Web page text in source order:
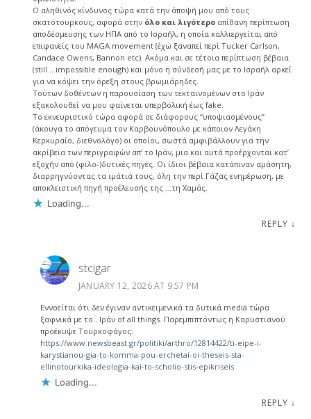
Ο αληθινός κίνδυνος τώρα κατά την άποψή μου από τους
σκατότουρκους, αφορά στην όλο και λιγότεροαπίθανη περίπτωση
αποδέσμευσης των ΗΠΑ από το Ισραήλ, η οποία καλλιεργείται από
επιφανείς του MAGA movement (έχω ξαναπεί περί Tucker Carlson,
Candace Owens, Bannon etc). Ακόμα και σε τέτοια περίπτωση βέβαια
(still …impossible enough) και μόνο η σύνδεσή μας με το Ισραήλ αρκεί
για να κόψει την όρεξη στους βρωμιάρηδες.
Τούτων δοθέντων η παρουσίαση των τεκταινομένων στο Ιράν
εξακολουθεί να μου φαίνεται υπερβολική έως fake.
Το εκνευριστικό τώρα αφορά σε διάφορους “υποψιασμένους”
(άκουγα το απόγευμα τον Καρβουνόπουλο με κάποιον Λεγάκη
Κερκυραίο, διεθνολόγο) οι οποίοι, σωστά αμφιβάλλουν για την
ακρίβεια των περιγραφών απ’ το Ιράν, μια και αυτά προέρχονται κατ’
εξοχήν από (φιλο-)δυτικές πηγές. Οι ίδιοι βέβαια κατάπιναν αμάσητη,
διαρρηγνύοντας τα ιμάτιά τους, όλη την περί Γάζας ενημέρωση, με
αποκλειστική πηγή προέλευσής της …τη Χαμάς.
Loading...
REPLY ↓
stcigar
JANUARY 12, 2026 AT 9:57 PM
Εννοείται ότι δεν έγιναν αντικειμενικά τα δυτικά media τώρα
ξαφνικά με το.. Ιράν of all things. Παρεμπιπτόντως η Καρυστιανού
προέκυψε Τουρκοφάγος:
https://www.newsbeast.gr/politiki/arthro/12814422/ti-eipe-i-
karystianou-gia-to-komma-pou-erchetai-oi-theseis-sta-
ellinotourkika-ideologia-kai-to-scholio-stis-epikriseis
Loading...
REPLY ↓